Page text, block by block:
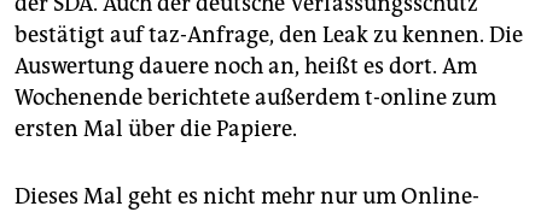
bestätigt auf taz-Anfrage, den Leak zu kennen. Die
Auswertung dauere noch an, heißt es dort. Am
Wochenende berichtete außerdem t-online zum
ersten Mal über die Papiere.
Dieses Mal geht es nicht mehr nur um Online-